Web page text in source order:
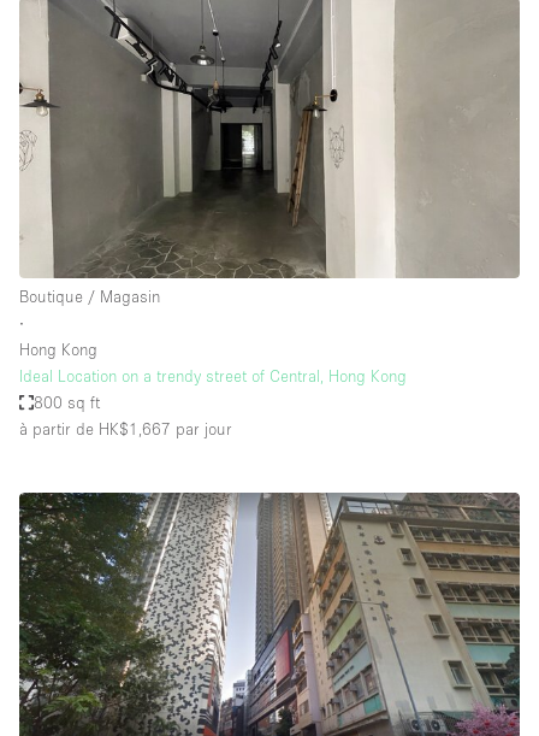
Boutique / Magasin
∙
Hong Kong
Ideal Location on a trendy street of Central, Hong Kong
800 sq ft
à partir de HK$1,667 par jour